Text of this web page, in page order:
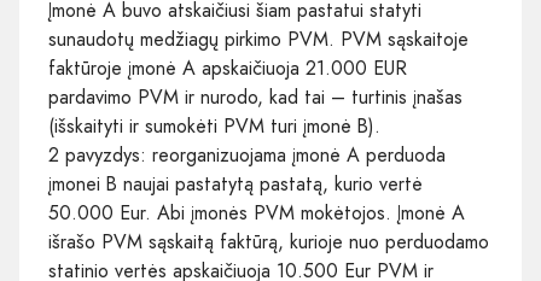
Įmonė A buvo atskaičiusi šiam pastatui statyti
sunaudotų medžiagų pirkimo PVM. PVM sąskaitoje
faktūroje įmonė A apskaičiuoja 21.000 EUR
pardavimo PVM ir nurodo, kad tai – turtinis įnašas
(išskaityti ir sumokėti PVM turi įmonė B).
2 pavyzdys: reorganizuojama įmonė A perduoda
įmonei B naujai pastatytą pastatą, kurio vertė
50.000 Eur. Abi įmonės PVM mokėtojos. Įmonė A
išrašo PVM sąskaitą faktūrą, kurioje nuo perduodamo
statinio vertės apskaičiuoja 10.500 Eur PVM ir